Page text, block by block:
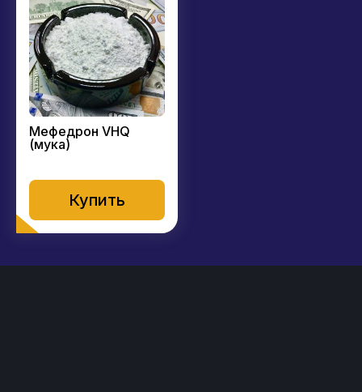
Мефедрон VHQ
(мука)
Купить